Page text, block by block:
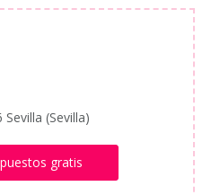
(Sevilla)
gratis